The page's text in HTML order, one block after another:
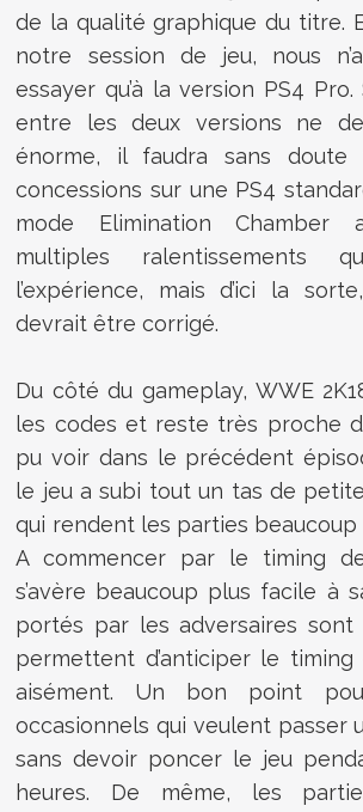
de la qualité graphique du titre.
notre session de jeu, nous
essayer qu’à la version PS4
entre les deux versions ne
énorme, il faudra sans doute
concessions sur une PS4
mode Elimination Chamber
multiples ralentissements
l’expérience, mais d’ici la
devrait être corrigé.
Du côté du gameplay, WWE
les codes et reste très proche
pu voir dans le précédent
le jeu a subi tout un tas de
qui rendent les parties beaucoup
A commencer par le timing
s’avère beaucoup plus facile à
portés par les adversaires
permettent d’anticiper le
aisément. Un bon point
occasionnels qui veulent passer
sans devoir poncer le jeu
heures. De même, les